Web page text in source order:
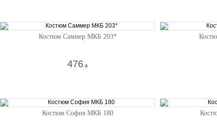
Костюм Саммер МКБ 203*
476 a
Костюм София МКБ 180